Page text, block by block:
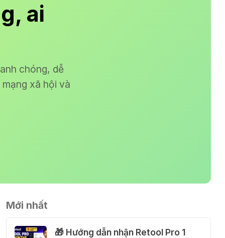
ai
chóng, dễ
xã hội và
Mới nhất
🎁 Hướng dẫn nhận Retool Pro 1